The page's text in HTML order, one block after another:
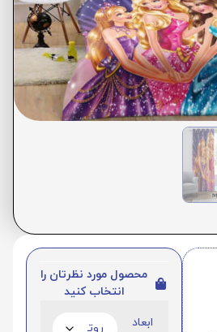
محصول مورد نظرتان را
انتخاب کنید
ابعاد